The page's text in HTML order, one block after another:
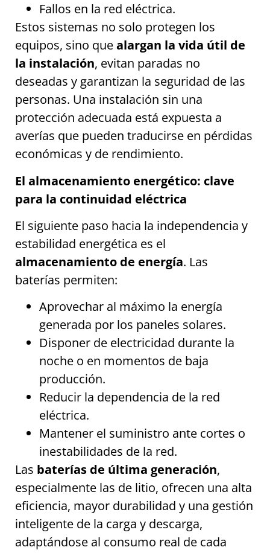
Fallos en la red eléctrica.
Estos sistemas no solo protegen los
equipos, sino quealargan la vida útil de
la instalación, evitan paradas no
deseadas y garantizan la seguridad de las
personas. Una instalación sin una
protección adecuada está expuesta a
averías que pueden traducirse en pérdidas
económicas y de rendimiento.
El almacenamiento energético: clave
para la continuidad eléctrica
El siguiente paso hacia la independencia y
estabilidad energética es el
almacenamiento de energía. Las
baterías permiten:
Aprovechar al máximo la energía
generada por los paneles solares.
Disponer de electricidad durante la
noche o en momentos de baja
producción.
Reducir la dependencia de la red
eléctrica.
Mantener el suministro ante cortes o
inestabilidades de la red.
Las baterías de última generación,
especialmente las de litio, ofrecen una alta
eficiencia, mayor durabilidad y una gestión
inteligente de la carga y descarga,
adaptándose al consumo real de cada